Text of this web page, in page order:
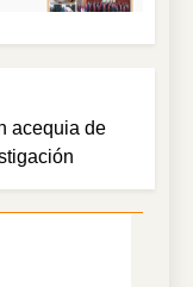
acequia de